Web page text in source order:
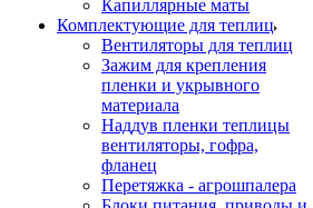
Капиллярные маты
Комплектующие для теплиц
Вентиляторы для теплиц
Зажим для крепления
пленки и укрывного
материала
Наддув пленки теплицы
вентиляторы, гофра,
фланец
Перетяжка - агрошпалера